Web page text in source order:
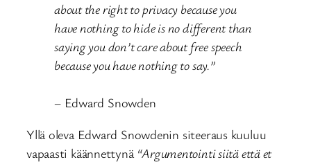
about the right to privacy because you
have nothing to hide is no different than
saying you don’t care about free speech
because you have nothing to say.”
– Edward Snowden
Yllä oleva Edward Snowdenin siteeraus kuuluu
vapaasti käännettynä “Argumentointi siitä että et